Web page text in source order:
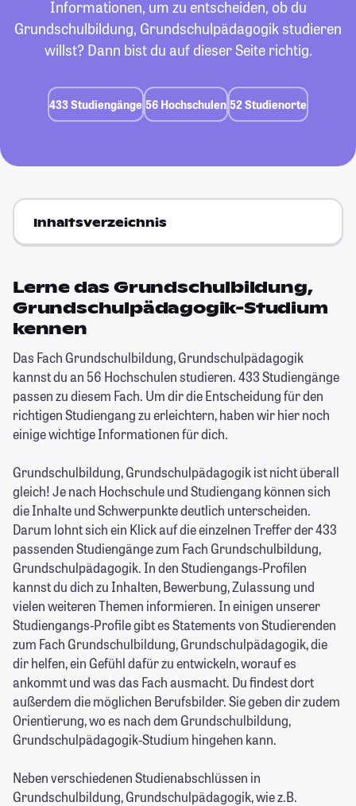
Informationen, um zu entscheiden, ob du
Grundschulbildung, Grundschulpädagogik studieren
willst? Dann bist du auf dieser Seite richtig.
433 Studiengänge 56 Hochschulen 52 Studienorte
Inhaltsverzeichnis
Lerne das Grundschulbildung,
Grundschulpädagogik-Studium
kennen
Das Fach Grundschulbildung, Grundschulpädagogik
kannst du an 56 Hochschulen studieren. 433 Studiengänge
passen zu diesem Fach. Um dir die Entscheidung für den
richtigen Studiengang zu erleichtern, haben wir hier noch
einige wichtige Informationen für dich.
Grundschulbildung, Grundschulpädagogik ist nicht überall
gleich! Je nach Hochschule und Studiengang können sich
die Inhalte und Schwerpunkte deutlich unterscheiden.
Darum lohnt sich ein Klick auf die einzelnen Treffer der 433
passenden Studiengänge zum Fach Grundschulbildung,
Grundschulpädagogik. In den Studiengangs-Profilen
kannst du dich zu Inhalten, Bewerbung, Zulassung und
vielen weiteren Themen informieren. In einigen unserer
Studiengangs-Profile gibt es Statements von Studierenden
zum Fach Grundschulbildung, Grundschulpädagogik, die
dir helfen, ein Gefühl dafür zu entwickeln, worauf es
ankommt und was das Fach ausmacht. Du findest dort
außerdem die möglichen Berufsbilder. Sie geben dir zudem
Orientierung, wo es nach dem Grundschulbildung,
Grundschulpädagogik-Studium hingehen kann.
Neben verschiedenen Studienabschlüssen in
Grundschulbildung, Grundschulpädagogik, wie z.B.